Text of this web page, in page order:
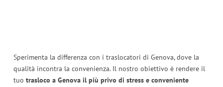
Sperimenta la differenza con i traslocatori di Genova, dove la
qualità incontra la convenienza. Il nostro obiettivo è rendere il
tuo trasloco a Genova il più privo di stress e conveniente